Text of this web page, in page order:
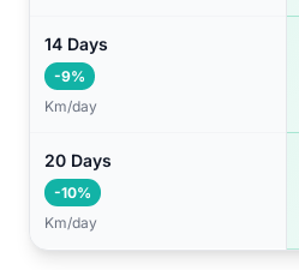
14 Days
-9%
Km/day
20 Days
-10%
Km/day